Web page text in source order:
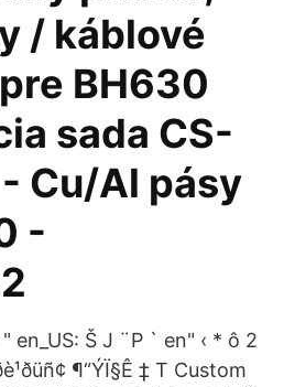
/ káblové
BH630
sada CS-
Cu/Al pásy
-
en_US: Š J ¨P ` en" ‹ * ô 2
¶“ÝÏ§Ê ‡­ T Custom